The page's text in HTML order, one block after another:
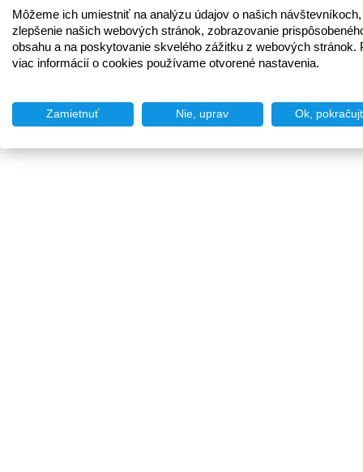
Môžeme ich umiestniť na analýzu údajov o našich
zlepšenie našich webových stránok, zobrazovanie
obsahu a na poskytovanie skvelého zážitku z webových stránok.
viac informácií o cookies používame otvorené nastavenia.
Zamietnuť Nie, uprav Ok,